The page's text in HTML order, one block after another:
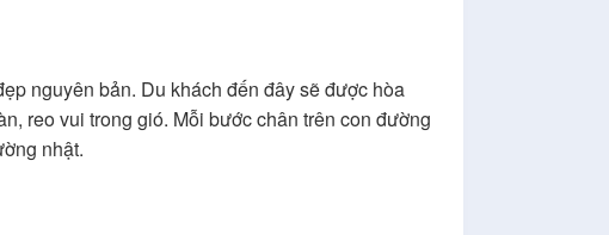
nguyên bản. Du khách đến đây sẽ được hòa
reo vui trong gió. Mỗi bước chân trên con đường
nhật.